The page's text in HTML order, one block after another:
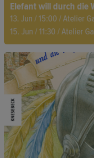
Elefant will durch die
13. Jun / 15:00 / Atelier
15. Jun / 11:30 / Atelier
Bilderbuch Kino: Elefant
will. Doch Elefant beginnt
ihm oft im Weg steht. Ein
Rücksicht und den